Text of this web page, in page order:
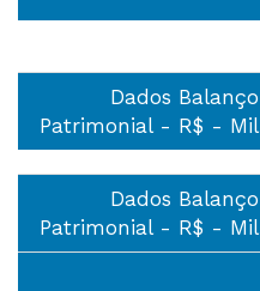
Dados Balanço
Patrimonial - R$ - Mil
Dados Balanço
Patrimonial - R$ - Mil